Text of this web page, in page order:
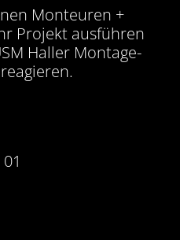
Monteuren +
Projekt ausführen
Haller Montage-